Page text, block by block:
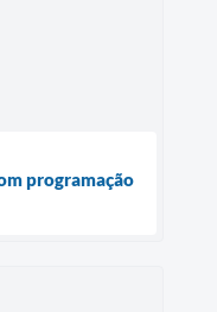
programação